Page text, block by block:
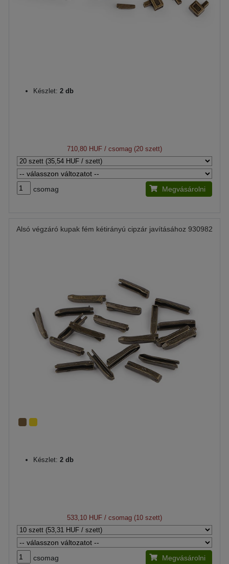
Készlet: 2 db
710,80 HUF / csomag (20 szett)
csomag Megvásárolni
Alsó végzáró kupak fém kétirányú cipzár javításához 930982
Készlet: 2 db
533,10 HUF / csomag (10 szett)
csomag Megvásárolni